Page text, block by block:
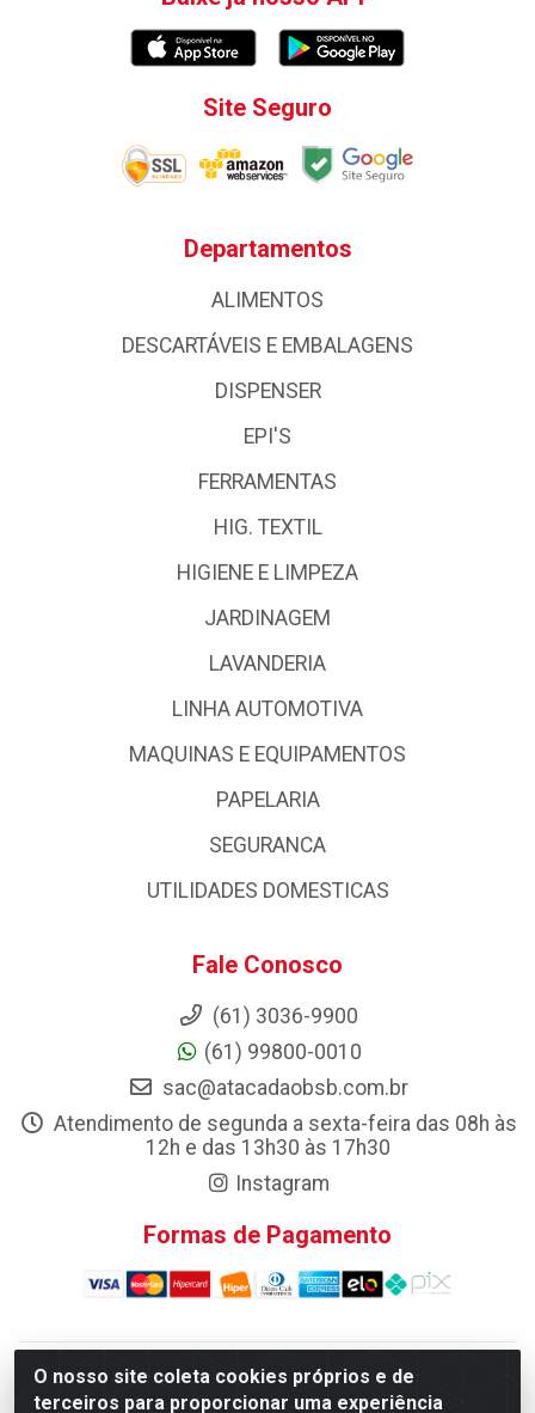
O nosso site coleta cookies próprios e de
terceiros para proporcionar uma experiência
Site Seguro
Departamentos
ALIMENTOS
DESCARTÁVEIS E EMBALAGENS
DISPENSER
EPI'S
FERRAMENTAS
HIG. TEXTIL
HIGIENE E LIMPEZA
JARDINAGEM
LAVANDERIA
LINHA AUTOMOTIVA
MAQUINAS E EQUIPAMENTOS
PAPELARIA
SEGURANCA
UTILIDADES DOMESTICAS
Fale Conosco
(61) 3036-9900
(61) 99800-0010
sac@atacadaobsb.com.br
Atendimento de segunda a sexta-feira das 08h às
12h e das 13h30 às 17h30
Instagram
Formas de Pagamento
Atacadao da Limpeza F. Pereira Queiroz Comercio e
Distribuicao LTDA - Quadra Qi 10 Lotes 39 e, 41 - Setor